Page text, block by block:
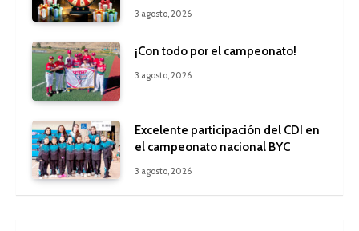
3 agosto, 2026
¡Con todo por el campeonato!
3 agosto, 2026
Excelente participación del CDI en
el campeonato nacional BYC
3 agosto, 2026